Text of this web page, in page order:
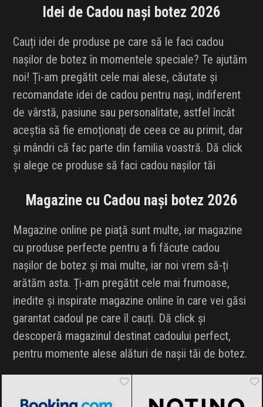
BRANDURI
IDEI DE CADOURI
ȘTIRI
FAVORITE
Idei de Cadou nași botez 2026
Cauți idei de produse pe care să le faci cadou
nașilor de botez în momentele speciale? Te ajutăm
noi! Ți-am pregătit cele mai alese, căutate și
recomandate idei de cadou pentru nași, indiferent
de vârstă, pasiune sau personalitate, astfel încât
aceștia să fie emoționați de ceea ce au primit, dar
și mândri că fac parte din familia voastră. Dă click
și alege ce produse să faci cadou nașilor tăi
Magazine cu Cadou nași botez 2026
Magazine online pe piață sunt multe, iar magazine
cu produse perfecte pentru a fi făcute cadou
nașilor de botez și mai multe, iar noi vrem să-ți
arătăm asta. Ți-am pregătit cele mai frumoase,
inedite și inspirate magazine online în care vei găsi
garantat cadoul pe care îl cauți. Dă click și
descoperă magazinul destinat cadoului perfect,
pentru momente alese alături de nașii tăi de botez.